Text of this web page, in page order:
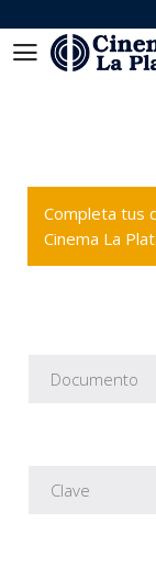
Completa tus
Cinema La